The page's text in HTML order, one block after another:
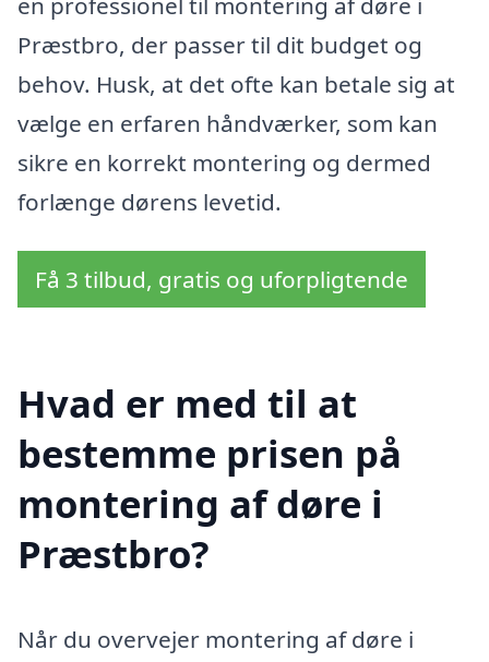
Præstbro, der passer til dit budget og
behov. Husk, at det ofte kan betale sig at
vælge en erfaren håndværker, som kan
sikre en korrekt montering og dermed
forlænge dørens levetid.
Få 3 tilbud, gratis og uforpligtende
Hvad er med til at
bestemme prisen på
montering af døre i
Præstbro?
Når du overvejer montering af døre i